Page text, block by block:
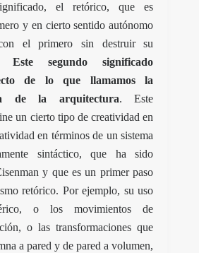
el retórico, que es
y en cierto sentido autónomo
el primero sin destruir su
Este segundo significado
de lo que llamamos la
de la arquitectura. Este
un cierto tipo de creatividad en
en términos de un sistema
sintáctico, que ha sido
y que es un primer paso
retórico. Por ejemplo, su uso
o los movimientos de
o las transformaciones que
a pared y de pared a volumen,